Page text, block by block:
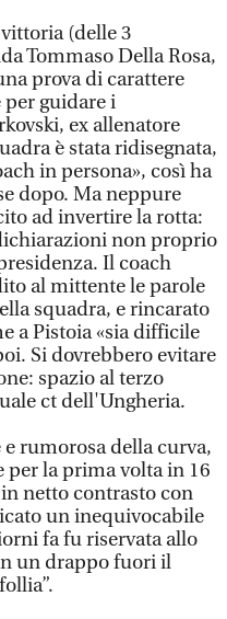
(delle 3
Tommaso Della Rosa,
prova di carattere
per guidare i
ex allenatore
è stata ridisegnata,
in persona», così ha
dopo. Ma neppure
ad invertire la rotta:
non proprio
Il coach
al mittente le parole
squadra, e rincarato
a Pistoia «sia difficile
Si dovrebbero evitare
spazio al terzo
ct dell'Ungheria.
e rumorosa della curva,
per la prima volta in 16
netto contrasto con
un inequivocabile
fa fu riservata allo
un drappo fuori il